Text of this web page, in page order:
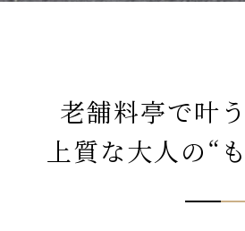
老舗料亭で叶
上質な大人の“